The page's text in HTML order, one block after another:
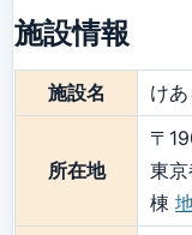
施設情報
施設名 け
所在地
〒
東
棟